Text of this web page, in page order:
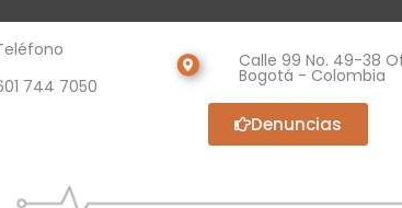
744 7050
Calle 99 No. 49-38
Bogotá - Colombia
Denuncias